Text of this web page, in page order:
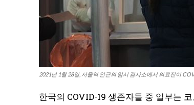
2021년 1월 28일, 서울역 인근의 임시 검사소에서 의료진이
한국의 COVID-19 생존자들 중 일부는